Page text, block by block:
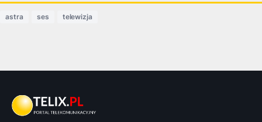
astra ses telewizja